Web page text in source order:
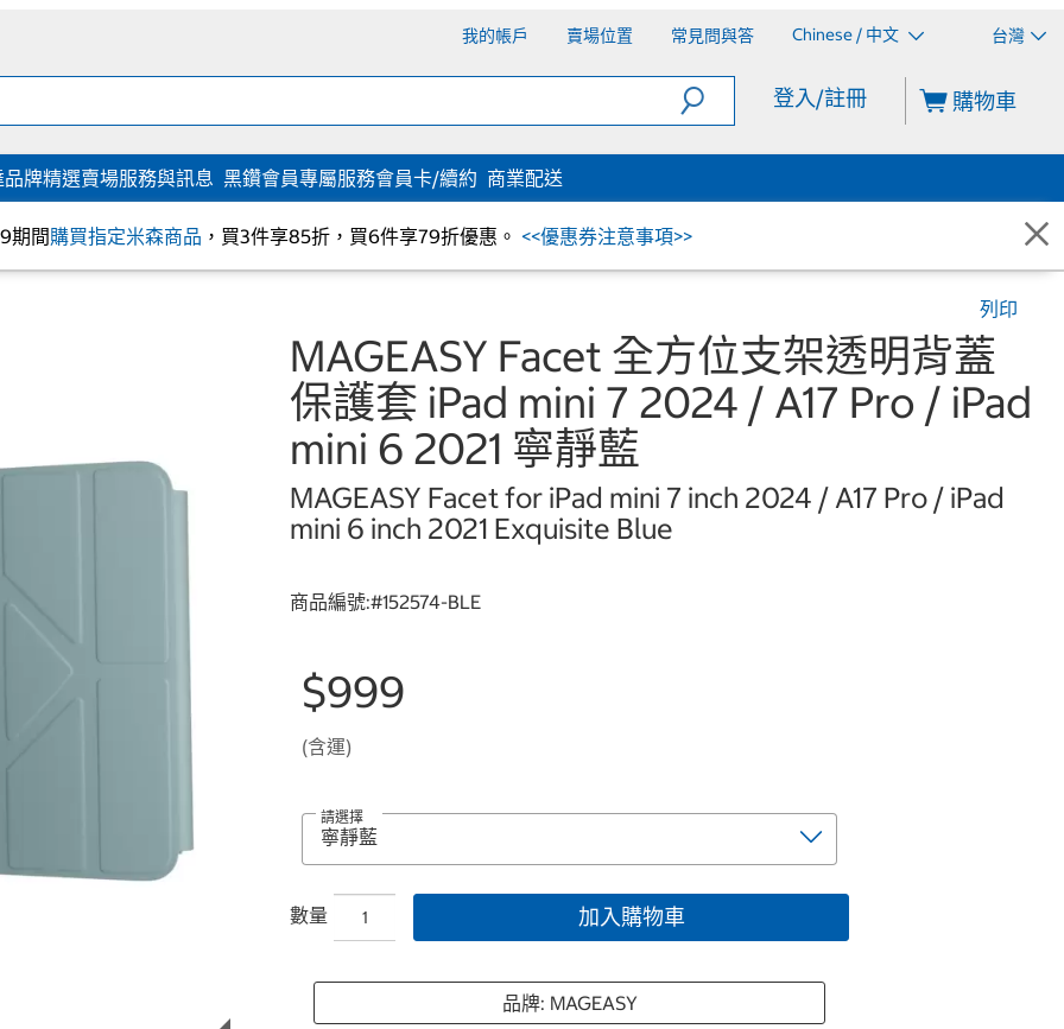
我的帳戶 賣場位置 常見問與答 Chinese / 中文 台灣
登入/註冊 購物車
品牌精選賣場服務與訊息 黑鑽會員專屬服務會員卡/續約 商業配送
期間購買指定米森商品 ，買3件享85折，買6件享79折優惠。 <<優惠券注意事項>>
列印
MAGEASY Facet 全方位支架透明背蓋
保護套 iPad mini 7 2024 / A17 Pro / iPad
mini 6 2021 寧靜藍
MAGEASY Facet for iPad mini 7 inch 2024 / A17 Pro / iPad
mini 6 inch 2021 Exquisite Blue
商品編號:#152574-BLE
$999
(含運)
請選擇
數量 加入購物車
品牌: MAGEASY